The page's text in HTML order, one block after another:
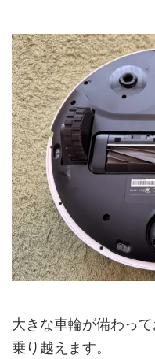
大きな車輪が備わっ
乗り越えます。